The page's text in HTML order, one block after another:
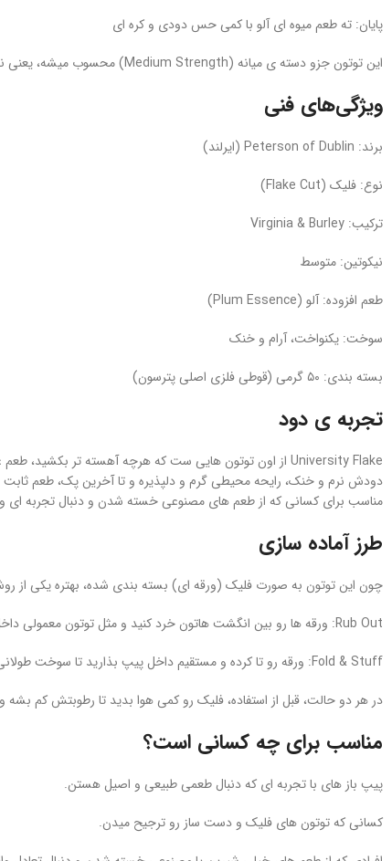
پایان: ته‌ طعم میوه‌ ای آلو با کمی حس دودی و کره‌ ای
این توتون جزو دسته‌ ی میانه (Medium Strength) محسوب میشه، یعنی نه خیلی سبک و نه خیلی سنگین — تعادلی عالی برای مصرف روزانه یا بعد از غذا.
ویژگی‌های فنی
برند: Peterson of Dublin (ایرلند)
نوع: فلیک (Flake Cut)
ترکیب: Virginia & Burley
نیکوتین: متوسط
طعم افزوده: آلو (Plum Essence)
سوخت: یکنواخت، آرام و خنک
بسته‌ بندی: ۵۰ گرمی (قوطی فلزی اصلی پترسون)
تجربه‌ ی دود
University Flake از اون توتون‌ هایی‌ ست که هرچه آهسته‌ تر بکشید، طعم عمیق‌ تر و دل‌ چسب‌ تری بهتون میده.
دودش نرم و خنک، رایحه محیطی گرم و دلپذیره و تا آخرین پک، طعم
مناسب برای کسانی که از طعم‌ های مصنوعی خسته شدن و دنبال تجربه‌ ای
طرز آماده‌ سازی
چون این توتون به صورت فلیک (ورقه‌ ای) بسته‌ بندی شده، بهتره یکی از
Rub Out: ورقه‌ ها رو بین انگشت‌ هاتون خرد کنید و مثل توتون معمولی داخل پیپ بریزید.
Fold & Stuff: ورقه رو تا کرده و مستقیم داخل پیپ بذارید تا سوخت طولانی‌ تری داشته باشید.
در هر دو حالت، قبل از استفاده، فلیک رو کمی هوا بدید تا رطوبتش کم
مناسب برای چه کسانی است؟
پیپ‌ باز های با تجربه‌ ای که دنبال طعمی طبیعی و اصیل هستن.
کسانی که توتون‌ های فلیک و دست‌ ساز رو ترجیح میدن.